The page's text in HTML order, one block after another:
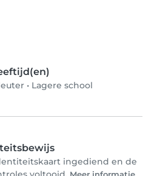
• Lagere school
ingediend en de